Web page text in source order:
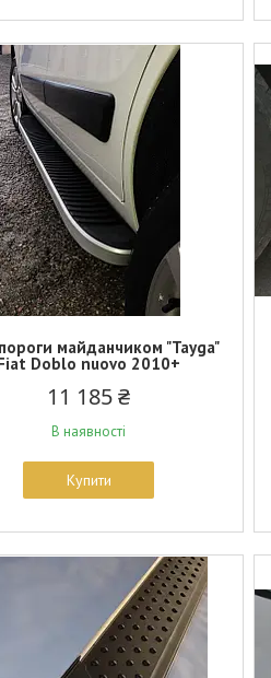
пороги майданчиком "Tayga"
Doblo nuovo 2010+
11 185 ₴
В наявності
Купити